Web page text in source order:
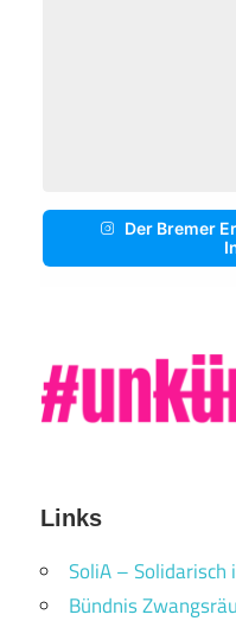
Der Bremer
Links
SoliA – Solidarisch
Bündnis